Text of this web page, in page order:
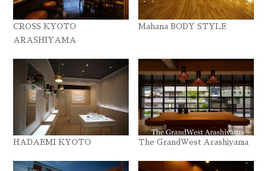
CROSS KYOTO
ARASHIYAMA
Mahana BODY STYLE
HADAEMI KYOTO The GrandWest Arashiyama